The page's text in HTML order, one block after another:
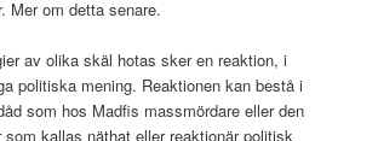
Mer om detta senare.
av olika skäl hotas sker en reaktion, i
politiska mening. Reaktionen kan bestå i
som hos Madfis massmördare eller den
som kallas näthat eller reaktionär politisk